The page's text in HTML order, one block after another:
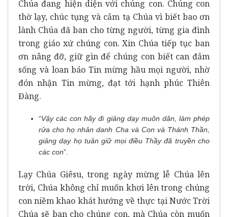
Chúa đang hiện diện với chúng con. Chúng con
thờ lạy, chúc tụng và cảm tạ Chúa vì biết bao ơn
lành Chúa đã ban cho từng người, từng gia đình
trong giáo xứ chúng con. Xin Chúa tiếp tục ban
ơn nâng đỡ, giữ gìn để chúng con biết can đảm
sống và loan báo Tin mừng hầu mọi người, nhờ
đón nhận Tin mừng, đạt tới hạnh phúc Thiên
Đàng.
“Vậy các con hãy đi giảng dạy muôn dân, làm phép
rửa cho họ nhân danh Cha và Con và Thánh Thần,
giảng dạy họ tuân giữ mọi điều Thầy đã truyền cho
các con”.
Lạy Chúa Giêsu, trong ngày mừng lễ Chúa lên
trời, Chúa không chỉ muốn khơi lên trong chúng
con niềm khao khát hướng về thực tại Nước Trời
Chúa sẽ ban cho chúng con, mà Chúa còn muốn